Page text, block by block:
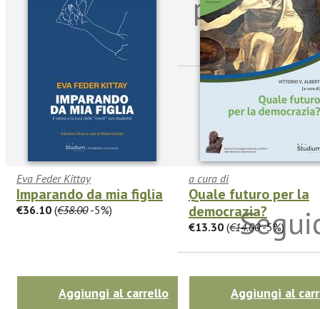
Eva Feder Kittay
Imparando da mia figlia
€36.10 (€38.00-5%)
Aggiungi al carrello
a cura di
Quale futuro per la
democrazia?
€13.30 (€14.00-5%)
Aggiungi al
per
sulle